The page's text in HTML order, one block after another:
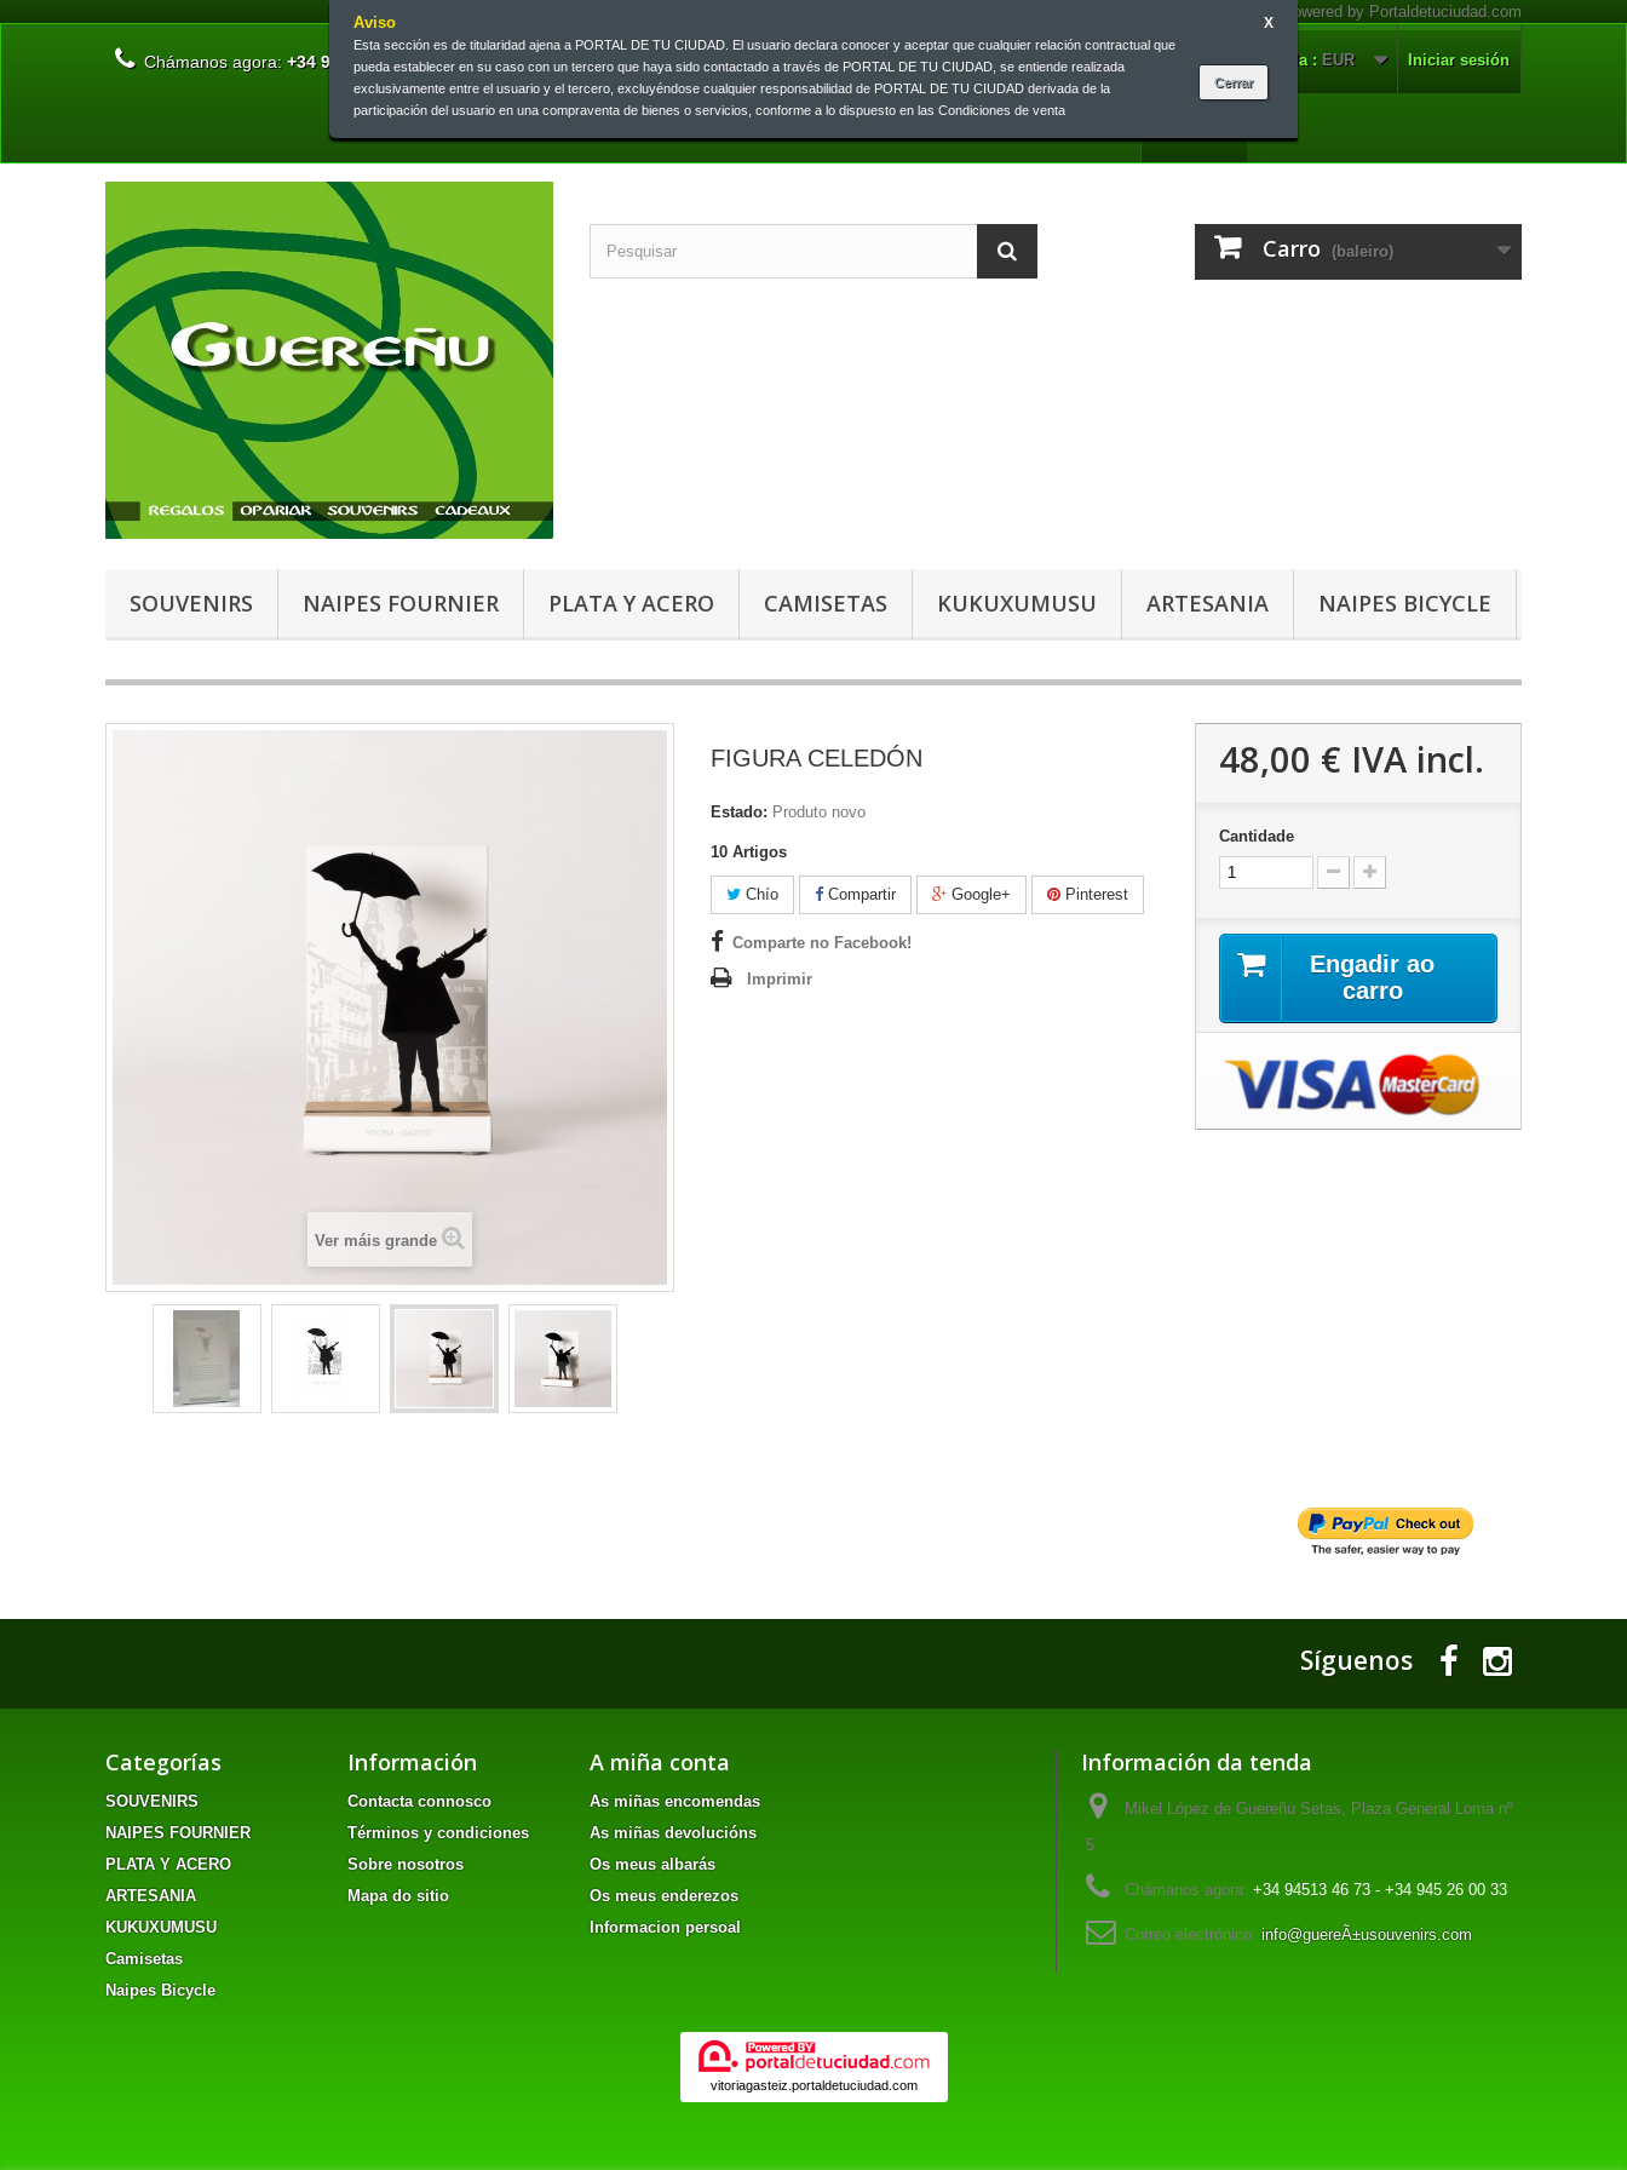
Aviso
Esta sección es de titularidad ajena a PORTAL DE TU CIUDAD. El usuario declara conocer y aceptar que cualquier relación contractual que
pueda establecer en su caso con un tercero que haya sido contactado a través de PORTAL DE TU CIUDAD, se entiende realizada
exclusivamente entre el usuario y el tercero, excluyéndose cualquier responsabilidad de PORTAL DE TU CIUDAD derivada de la
participación del usuario en una compraventa de bienes o servicios, conforme a lo dispuesto en las Condiciones de venta
X
Iniciar sesión
Moeda : EUR
Contacta connosco
Chámanos agora: +34 945 13 46 73 | +34 945 26 00 33
Carro (baleiro)
SOUVENIRS NAIPES FOURNIER PLATA Y ACERO CAMISETAS KUKUXUMUSU ARTESANIA NAIPES BICYCLE
Ver máis grande
FIGURA CELEDÓN
Estado: Produto novo
10 Artigos
Chío Compartir Google+ Pinterest
Comparte no Facebook!
Imprimir
48,00 € IVA incl.
Cantidade
Engadir ao
carro
Síguenos
Categorías
SOUVENIRS
NAIPES FOURNIER
PLATA Y ACERO
ARTESANIA
KUKUXUMUSU
Camisetas
Naipes Bicycle
Información
Contacta connosco
Términos y condiciones
Sobre nosotros
Mapa do sitio
A miña conta
As miñas encomendas
As miñas devolucións
Os meus albarás
Os meus enderezos
Informacion persoal
Información da tenda
Mikel López de Guereñu Setas, Plaza General Loma nº
5
Chámanos agora: +34 94513 46 73 - +34 945 26 00 33
Correo electrónico: info@guereÃ±usouvenirs.com
vitoriagasteiz.portaldetuciudad.com